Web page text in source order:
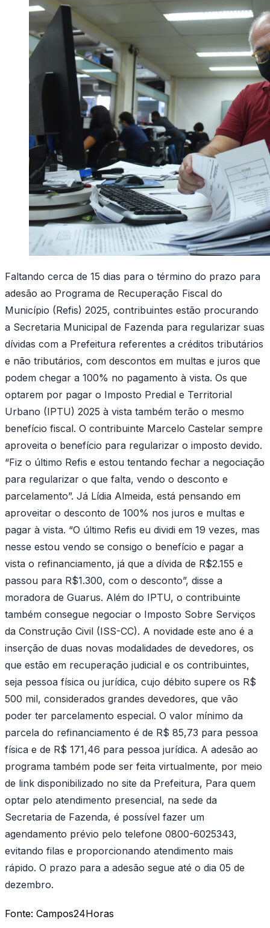
Faltando cerca de 15 dias para o término do prazo para
adesão ao Programa de Recuperação Fiscal do
Município (Refis) 2025, contribuintes estão procurando
a Secretaria Municipal de Fazenda para regularizar suas
dívidas com a Prefeitura referentes a créditos tributários
e não tributários, com descontos em multas e juros que
podem chegar a 100% no pagamento à vista. Os que
optarem por pagar o Imposto Predial e Territorial
Urbano (IPTU) 2025 à vista também terão o mesmo
benefício fiscal. O contribuinte Marcelo Castelar sempre
aproveita o benefício para regularizar o imposto devido.
“Fiz o último Refis e estou tentando fechar a negociação
para regularizar o que falta, vendo o desconto e
parcelamento”. Já Lídia Almeida, está pensando em
aproveitar o desconto de 100% nos juros e multas e
pagar à vista. “O último Refis eu dividi em 19 vezes, mas
nesse estou vendo se consigo o benefício e pagar a
vista o refinanciamento, já que a dívida de R$2.155 e
passou para R$1.300, com o desconto”, disse a
moradora de Guarus. Além do IPTU, o contribuinte
também consegue negociar o Imposto Sobre Serviços
da Construção Civil (ISS-CC). A novidade este ano é a
inserção de duas novas modalidades de devedores, os
que estão em recuperação judicial e os contribuintes,
seja pessoa física ou jurídica, cujo débito supere os R$
500 mil, considerados grandes devedores, que vão
poder ter parcelamento especial. O valor mínimo da
parcela do refinanciamento é de R$ 85,73 para pessoa
física e de R$ 171,46 para pessoa jurídica. A adesão ao
programa também pode ser feita virtualmente, por meio
de link disponibilizado no site da Prefeitura, Para quem
optar pelo atendimento presencial, na sede da
Secretaria de Fazenda, é possível fazer um
agendamento prévio pelo telefone 0800-6025343,
evitando filas e proporcionando atendimento mais
rápido. O prazo para a adesão segue até o dia 05 de
dezembro.
Fonte: Campos24Horas